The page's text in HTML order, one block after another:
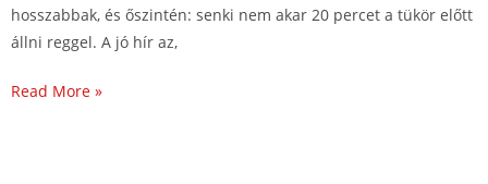
hosszabbak, és őszintén: senki nem akar 20 percet a tükör előtt
állni reggel. A jó hír az,
Read More »